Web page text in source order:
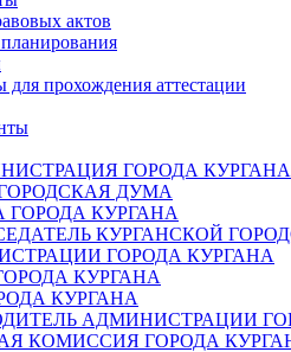
актов
прохождения аттестации
ГОРОДА КУРГАНА
ДУМА
КУРГАНА
КУРГАНСКОЙ
ГОРОДА КУРГАНА
КУРГАНА
КУРГАНА
АДМИНИСТРАЦИИ
КОМИССИЯ ГОРОДА